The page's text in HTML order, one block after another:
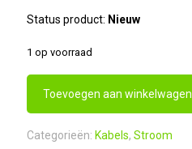
Status product: Nieuw
1 op voorraad
Toevoegen aan winkelwagen
Categorieën: Kabels, Stroom